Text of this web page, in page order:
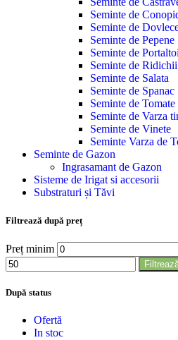
Seminte de
Seminte de
Seminte de Pepene
Seminte de
Seminte de Ridichii
Seminte de Salata
Seminte de Spanac
Seminte de Tomate
Seminte de Varza
Seminte de Vinete
Seminte Varza de
Seminte de Gazon
Ingrasamant de Gazon
Sisteme de Irigat si accesorii
Substraturi și Tăvi
Filtrează după preț
Preț minim
După status
Ofertă
In stoc